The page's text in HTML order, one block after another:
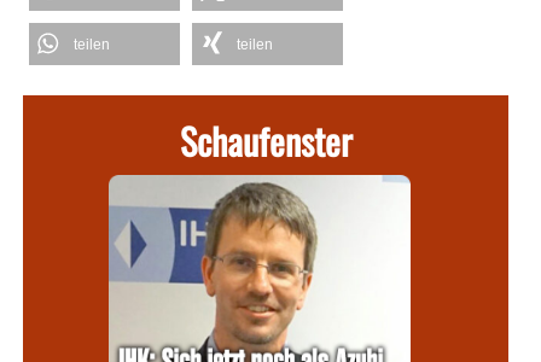
teilen teilen
Schaufenster